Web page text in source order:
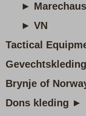
►
► VN
Tactical
Brynje of
Dons kleding ►